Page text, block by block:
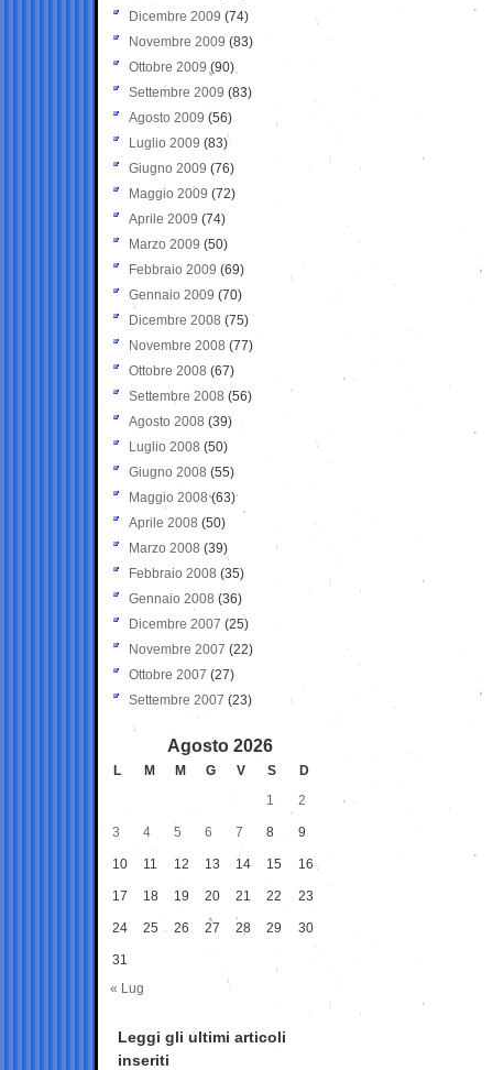
Dicembre 2009 (74)
Novembre 2009 (83)
Ottobre 2009 (90)
Settembre 2009 (83)
Agosto 2009 (56)
Luglio 2009 (83)
Giugno 2009 (76)
Maggio 2009 (72)
Aprile 2009 (74)
Marzo 2009 (50)
Febbraio 2009 (69)
Gennaio 2009 (70)
Dicembre 2008 (75)
Novembre 2008 (77)
Ottobre 2008 (67)
Settembre 2008 (56)
Agosto 2008 (39)
Luglio 2008 (50)
Giugno 2008 (55)
Maggio 2008(63)
Aprile 2008 (50)
Marzo 2008 (39)
Febbraio 2008 (35)
Gennaio 2008 (36)
Dicembre 2007 (25)
Novembre 2007 (22)
Ottobre 2007 (27)
Settembre 2007 (23)
Agosto 2026
L M M G V S
D
1
2
3 4 5 6 7 8 9
10 11 12 13 14 15 16
17 18 19 20 21 22 23
24 25 26 27 28 29 30
31
« Lug
Leggi gli ultimi articoli
inseriti